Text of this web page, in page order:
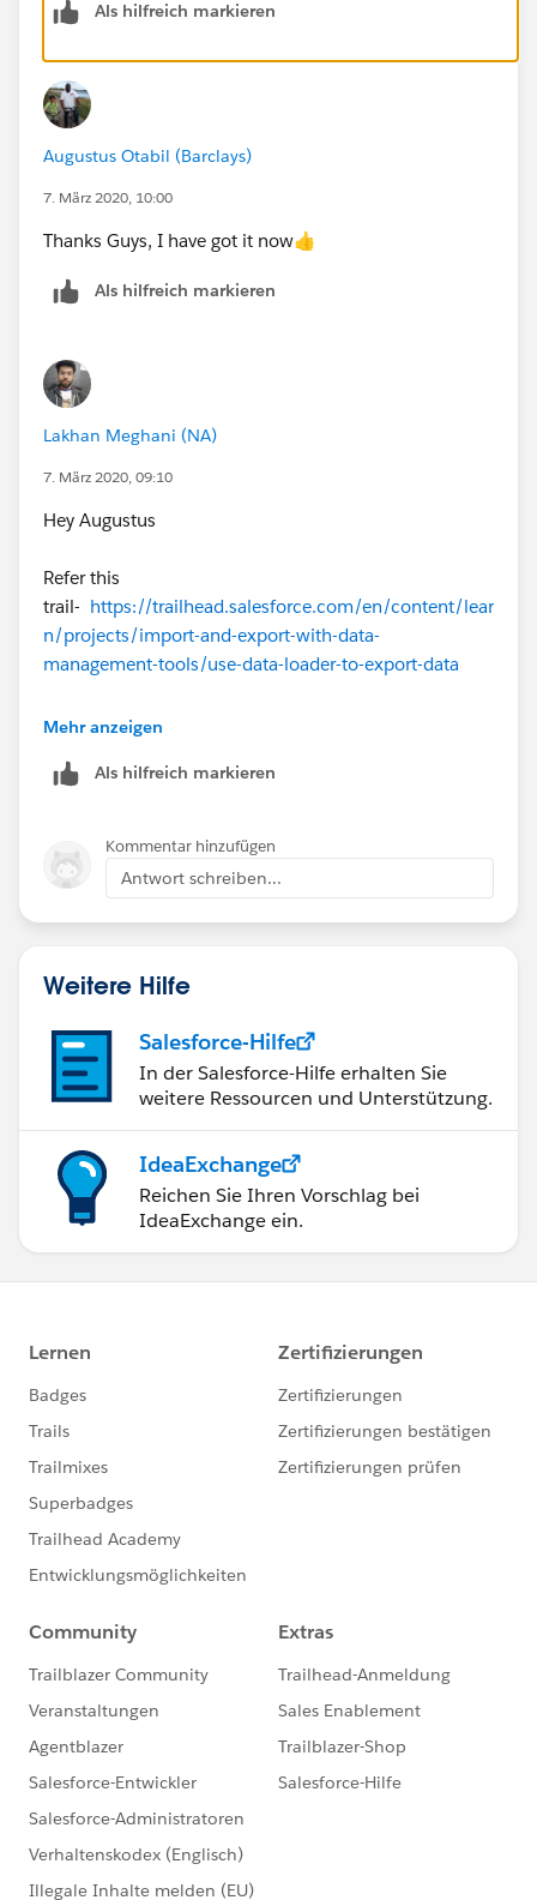
Regards,
David
Als hilfreich markieren
Augustus Otabil (Barclays)
7. März 2020, 10:00
Thanks Guys, I have got it now👍
Als hilfreich markieren
Lakhan Meghani (NA)
7. März 2020, 09:10
Hey Augustus
Refer this
trail- https://trailhead.salesforce.com/en/content/lear
n/projects/import-and-export-with-data-
management-tools/use-data-loader-to-export-data
You can install Data loader in free
Let me know if it works
Mehr anzeigen
Als hilfreich markieren
Kommentar hinzufügen
Antwort schreiben...
Weitere Hilfe
Salesforce-Hilfe
In der Salesforce-Hilfe erhalten Sie
weitere Ressourcen und Unterstützung.
IdeaExchange
Reichen Sie Ihren Vorschlag bei
IdeaExchange ein.